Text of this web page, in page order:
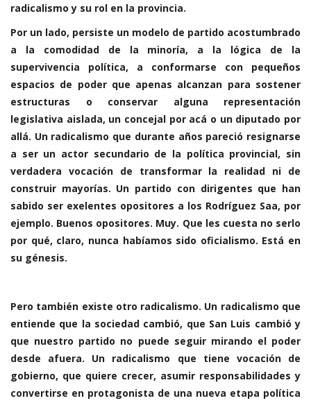
radicalismo y su rol en la provincia.
Por un lado, persiste un modelo de partido acostumbrado
a la comodidad de la minoría, a la lógica de la
supervivencia política, a conformarse con pequeños
espacios de poder que apenas alcanzan para sostener
estructuras o conservar alguna representación
legislativa aislada, un concejal por acá o un diputado por
allá. Un radicalismo que durante años pareció resignarse
a ser un actor secundario de la política provincial, sin
verdadera vocación de transformar la realidad ni de
construir mayorías. Un partido con dirigentes que han
sabido ser exelentes opositores a los Rodríguez Saa, por
ejemplo. Buenos opositores. Muy. Que les cuesta no serlo
por qué, claro, nunca habíamos sido oficialismo. Está en
su génesis.
Pero también existe otro radicalismo. Un radicalismo que
entiende que la sociedad cambió, que San Luis cambió y
que nuestro partido no puede seguir mirando el poder
desde afuera. Un radicalismo que tiene vocación de
gobierno, que quiere crecer, asumir responsabilidades y
convertirse en protagonista de una nueva etapa política